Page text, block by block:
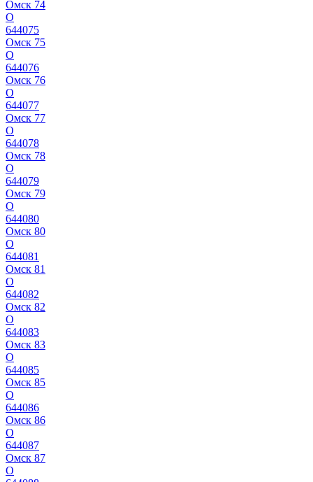
Омск 74
О
644075
Омск 75
О
644076
Омск 76
О
644077
Омск 77
О
644078
Омск 78
О
644079
Омск 79
О
644080
Омск 80
О
644081
Омск 81
О
644082
Омск 82
О
644083
Омск 83
О
644085
Омск 85
О
644086
Омск 86
О
644087
Омск 87
О